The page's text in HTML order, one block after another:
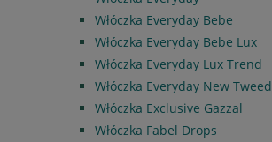
Włóczka Everyday Bebe
Włóczka Everyday Bebe Lux
Włóczka Everyday Lux Trend
Włóczka Everyday New Tweed
Włóczka Exclusive Gazzal
Włóczka Fabel Drops